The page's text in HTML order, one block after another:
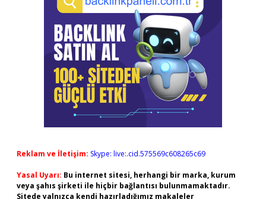
Reklam ve İletişim: Skype: live:.cid.575569c608265c69
Yasal Uyarı: Bu internet sitesi, herhangi bir marka, kurum
veya şahıs şirketi ile hiçbir bağlantısı bulunmamaktadır.
Sitede yalnızca kendi hazırladığımız makaleler